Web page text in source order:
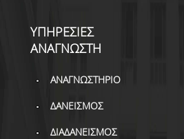
ΥΠΗΡΕΣΙΕΣ
ΑΝΑΓΝΩΣΤΗ
ΑΝΑΓΝΩΣΤΗΡΙΟ
ΔΑΝΕΙΣΜΟΣ
ΔΙΑΔΑΝΕΙΣΜΟΣ